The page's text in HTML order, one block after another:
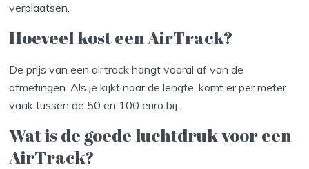
verplaatsen.
Hoeveel kost een AirTrack?
De prijs van een airtrack hangt vooral af van de
afmetingen. Als je kijkt naar de lengte, komt er per meter
vaak tussen de 50 en 100 euro bij.
Wat is de goede luchtdruk voor een
AirTrack?